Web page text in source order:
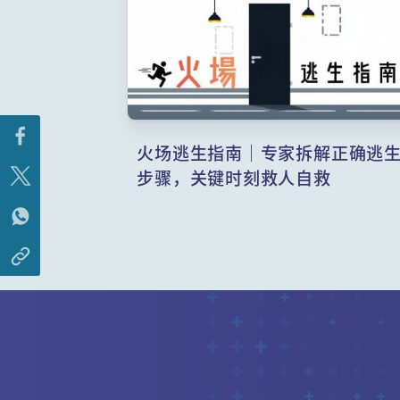
火场逃生指南｜专家拆解正确逃
步骤，关键时刻救人自救